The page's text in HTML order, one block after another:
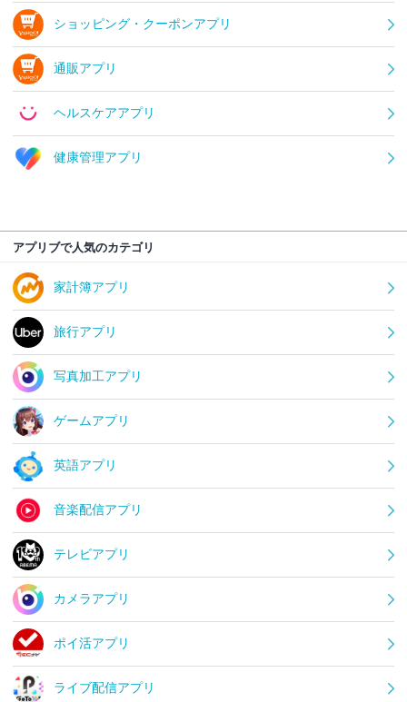
ショッピング・クーポンアプリ
通販アプリ
ヘルスケアアプリ
健康管理アプリ
アプリブで人気のカテゴリ
家計簿アプリ
旅行アプリ
写真加工アプリ
ゲームアプリ
英語アプリ
音楽配信アプリ
テレビアプリ
カメラアプリ
ポイ活アプリ
ライブ配信アプリ